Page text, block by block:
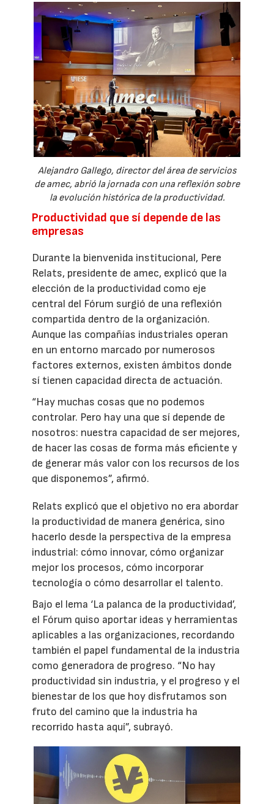
Alejandro Gallego, director del área de servicios
de amec, abrió la jornada con una reflexión sobre
la evolución histórica de la productividad.
Productividad que sí depende de las
empresas
Durante la bienvenida institucional, Pere
Relats, presidente de amec, explicó que la
elección de la productividad como eje
central del Fórum surgió de una reflexión
compartida dentro de la organización.
Aunque las compañías industriales operan
en un entorno marcado por numerosos
factores externos, existen ámbitos donde
sí tienen capacidad directa de actuación.
“Hay muchas cosas que no podemos
controlar. Pero hay una que sí depende de
nosotros: nuestra capacidad de ser mejores,
de hacer las cosas de forma más eficiente y
de generar más valor con los recursos de los
que disponemos”, afirmó.
Relats explicó que el objetivo no era abordar
la productividad de manera genérica, sino
hacerlo desde la perspectiva de la empresa
industrial: cómo innovar, cómo organizar
mejor los procesos, cómo incorporar
tecnología o cómo desarrollar el talento.
Bajo el lema ‘La palanca de la productividad’,
el Fórum quiso aportar ideas y herramientas
aplicables a las organizaciones, recordando
también el papel fundamental de la industria
como generadora de progreso. “No hay
productividad sin industria, y el progreso y el
bienestar de los que hoy disfrutamos son
fruto del camino que la industria ha
recorrido hasta aquí”, subrayó.